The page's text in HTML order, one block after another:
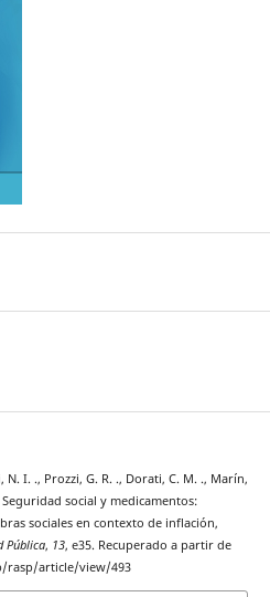
I. ., Prozzi, G. R. ., Dorati, C. M. ., Marín,
social y medicamentos:
sociales en contexto de inflación,
Pública, 13, e35. Recuperado a partir de
rasp/article/view/493